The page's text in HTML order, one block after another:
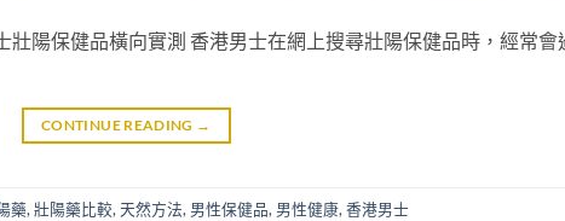
壯陽保健品橫向實測 香港男士在網上搜尋壯陽保健品時，經常會
CONTINUE READING →
藥, 壯陽藥比較, 天然方法, 男性保健品, 男性健康, 香港男士